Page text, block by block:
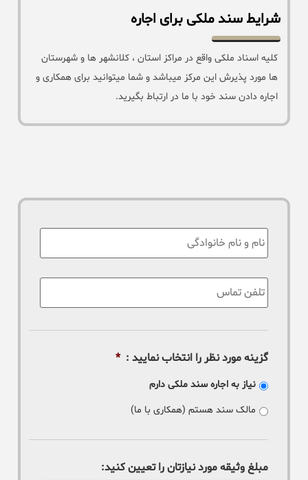
شرایط سند ملکی برای اجاره
کلیه اسناد ملکی واقع در مراکز استان ، کلانشهر ها و شهرستان
ها مورد پذیرش این مرکز میباشد و شما میتوانید برای همکاری و
اجاره دادن سند خود با ما در ارتباط بگیرید.
نام
تلفن
تماس
:
*
گزینه مورد نظر را انتخاب نمایید : *
نیاز به اجاره سند ملکی دارم
مالک سند هستم (همکاری با ما)
مبلغ وثیقه مورد نیازتان را تعیین کنید: